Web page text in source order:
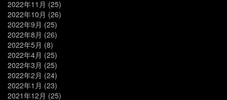
2022年11月 (25)
2022年10月 (26)
2022年9月 (25)
2022年8月 (26)
2022年5月 (8)
2022年4月 (25)
2022年3月 (25)
2022年2月 (24)
2022年1月 (23)
2021年12月 (25)